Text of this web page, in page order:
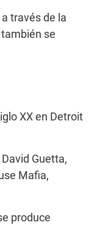
través de la
se
XX en Detroit
David Guetta,
Mafia,
produce